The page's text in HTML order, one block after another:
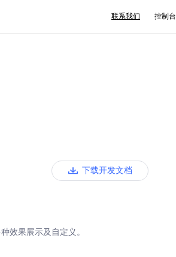
联系我们 控制台
下载开发文档
效果展示及自定义。